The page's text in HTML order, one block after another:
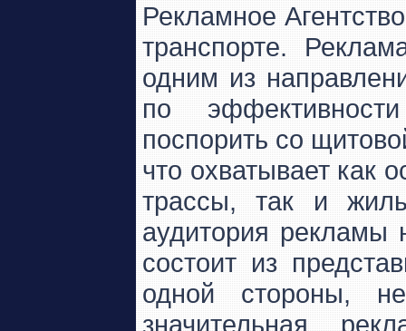
Рекламное
транспорте.
одним из
по
поспорить со
что охватывает как
трассы, так и
аудитория рекламы
состоит из
одной стороны,
значительная